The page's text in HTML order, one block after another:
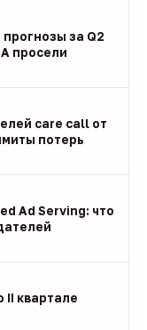
за Q2
просели
care call от
потерь
Ad Serving: что
II квартале